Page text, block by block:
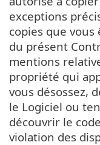
exceptions
copies que
du présent
mentions
propriété qui
vous désossez,
le Logiciel ou
découvrir le
violation des